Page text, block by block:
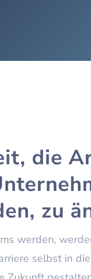
die
zu
werden,
selbst in